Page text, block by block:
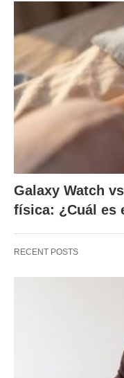
Galaxy Watch
física: ¿Cuál es
RECENT POSTS